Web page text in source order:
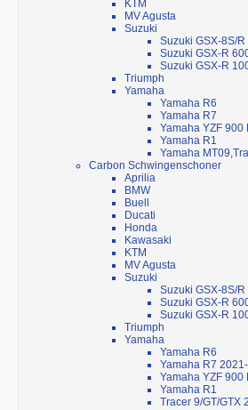
KTM
MV Agusta
Suzuki
Suzuki GSX-8S/
Suzuki GSX-R
Suzuki GSX-R
Triumph
Yamaha
Yamaha R6
Yamaha R7
Yamaha YZF 900
Yamaha R1
Yamaha
Carbon Schwingenschoner
Aprilia
BMW
Buell
Ducati
Honda
Kawasaki
KTM
MV Agusta
Suzuki
Suzuki GSX-8S/
Suzuki GSX-R
Suzuki GSX-R
Triumph
Yamaha
Yamaha R6
Yamaha R7 2021-
Yamaha YZF 900
Yamaha R1
Tracer 9/GT/GTX